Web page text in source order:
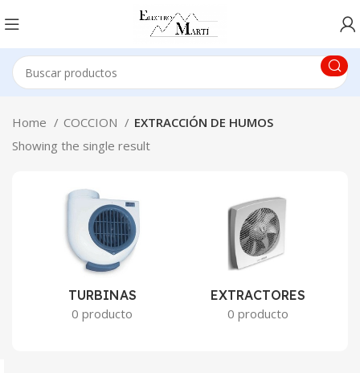
Home COCCION
EXTRACCIÓN DE HUMOS
Showing the single result
TURBINAS
0 producto
EXTRACTORES
0 producto